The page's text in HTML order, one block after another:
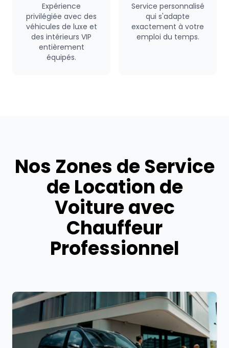
Expérience
privilégiée avec des
véhicules de luxe et
des intérieurs VIP
entièrement
équipés.
Service personnalisé
qui s'adapte
exactement à votre
emploi du temps.
Nos Zones de Service
de Location de
Voiture avec
Chauffeur
Professionnel